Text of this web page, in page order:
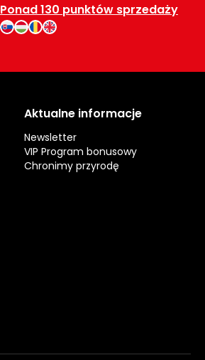
Ponad 130 punktów sprzedaży
Aktualne informacje
Newsletter
VIP Program bonusowy
Chronimy przyrodę